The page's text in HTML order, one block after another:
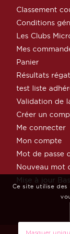
Classement
Conditions
Les Clubs
Mes
Panier
Résultats
test liste
Validation de
Créer un
Me connecter
Mon compte
Mot de passe
Nouveau mot
Mise à jour
Ce site utilise
Masquer